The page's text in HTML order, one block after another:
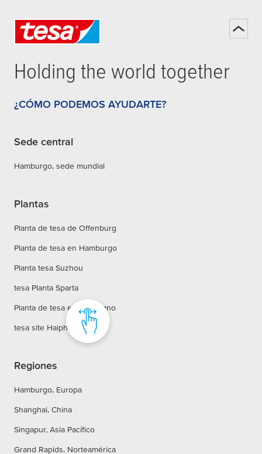
Holding the world together
¿CÓMO PODEMOS AYUDARTE?
Sede central
Hamburgo, sede mundial
Plantas
Planta de tesa de Offenburg
Planta de tesa en Hamburgo
Planta tesa Suzhou
tesa Planta Sparta
Planta de tesa en Concagno
tesa site Haiphong
Regiones
Hamburgo, Europa
Shanghai, China
Singapur, Asia Pacífico
Grand Rapids, Norteamérica